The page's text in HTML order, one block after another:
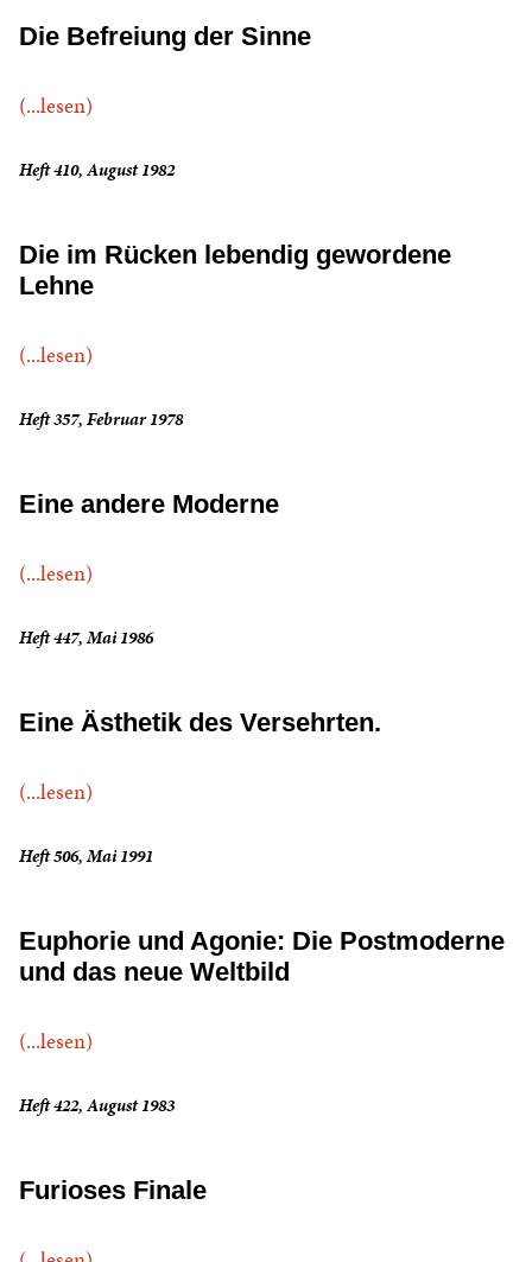
Die Befreiung der Sinne
(...lesen)
Heft 410, August 1982
Die im Rücken lebendig gewordene
Lehne
(...lesen)
Heft 357, Februar 1978
Eine andere Moderne
(...lesen)
Heft 447, Mai 1986
Eine Ästhetik des Versehrten.
(...lesen)
Heft 506, Mai 1991
Euphorie und Agonie: Die Postmoderne
und das neue Weltbild
(...lesen)
Heft 422, August 1983
Furioses Finale